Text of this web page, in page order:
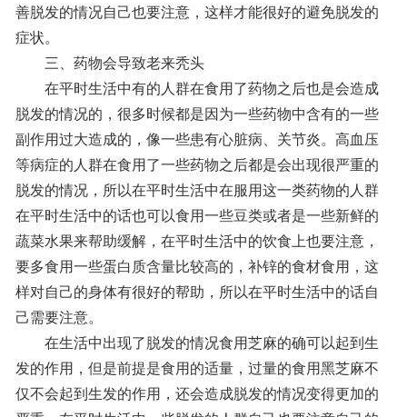
善脱发的情况自己也要注意，这样才能很好的避免脱发的
症状。
三、药物会导致老来秃头
在平时生活中有的人群在食用了药物之后也是会造成
脱发的情况的，很多时候都是因为一些药物中含有的一些
副作用过大造成的，像一些患有心脏病、关节炎。高血压
等病症的人群在食用了一些药物之后都是会出现很严重的
脱发的情况，所以在平时生活中在服用这一类药物的人群
在平时生活中的话也可以食用一些豆类或者是一些新鲜的
蔬菜水果来帮助缓解，在平时生活中的饮食上也要注意，
要多食用一些蛋白质含量比较高的，补锌的食材食用，这
样对自己的身体有很好的帮助，所以在平时生活中的话自
己需要注意。
在生活中出现了脱发的情况食用芝麻的确可以起到生
发的作用，但是前提是食用的适量，过量的食用黑芝麻不
仅不会起到生发的作用，还会造成脱发的情况变得更加的